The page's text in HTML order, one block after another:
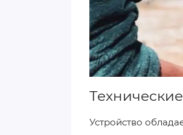
Устройство